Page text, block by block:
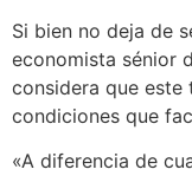
Si bien no deja de
economista sénior
considera que este
condiciones que
«A diferencia de